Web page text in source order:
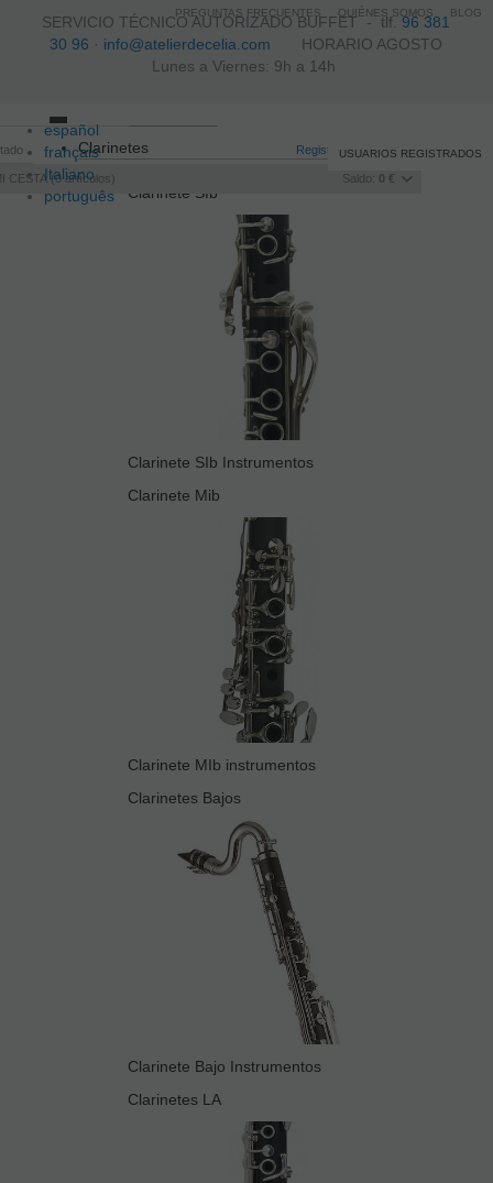
SERVICIO TÉCNICO AUTORIZADO BUFFET -tlf.96 381
30 96 · info@atelierdecelia.com HORARIO AGOSTO
Lunes a Viernes: 9h a 14h
español
français
Italiano
português
Registro /Iniciar sesión
CESTA 0artículos Saldo: 0 €
USUARIOS REGISTRADOS
Toggle
navigation
Clarinetes
Clarinete SIb
Clarinete SIb Instrumentos
Clarinete Mib
Clarinete MIb instrumentos
Clarinetes Bajos
Clarinete Bajo Instrumentos
Clarinetes LA
PREGUNTAS FRECUENTES QUIÉNES SOMOS BLOG